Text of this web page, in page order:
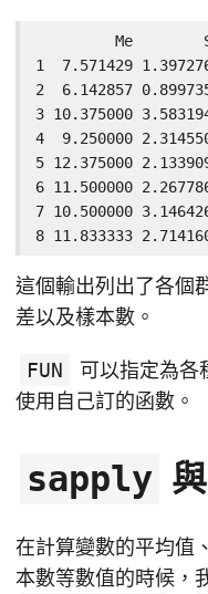
Me
1  7.571429
2  6.142857
3 10.375000
4  9.250000
5 12.375000
6 11.500000
7 10.500000
8 11.833333
這個輸出列出了各個
差以及樣本數。
FUN
可以指定為各
使用自己訂的函數。
sapply 與
在計算變數的平均值
本數等數值的時候，